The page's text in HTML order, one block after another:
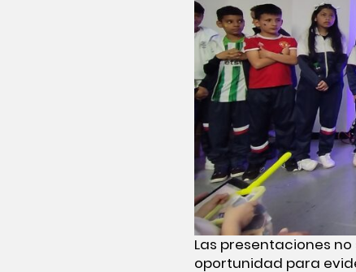
Las presentaciones
oportunidad para